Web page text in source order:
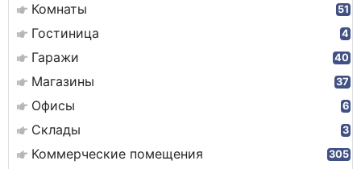
Комнаты 51
Гостиница 4
Гаражи 40
Магазины 37
Офисы 6
Склады 3
Коммерческие помещения 305